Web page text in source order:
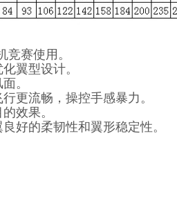
赛使用。
翼型设计。
。
更流畅，操控手感暴力。
效果。
好的柔韧性和翼形稳定性。